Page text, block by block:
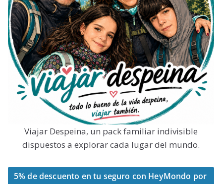
Viajar Despeina, un pack familiar indivisible
dispuestos a explorar cada lugar del mundo.
5% de descuento en tu seguro con HeyMondo por